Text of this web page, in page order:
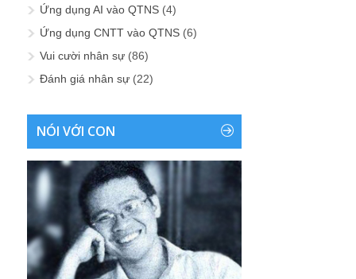
Ứng dụng AI vào QTNS (4)
Ứng dụng CNTT vào QTNS (6)
Vui cười nhân sự (86)
Đánh giá nhân sự (22)
NÓI VỚI CON